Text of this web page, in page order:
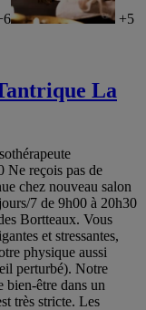
+5
La
Ne reçois pas de
chez nouveau salon
7 de 9h00 à 20h30
Bortteaux. Vous
et stressantes,
physique aussi
perturbé). Notre
bien-être dans un
très stricte. Les